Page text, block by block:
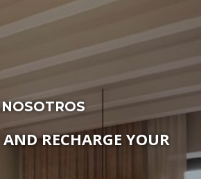
RECHARGE YOUR